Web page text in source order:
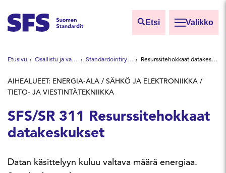
Etsi Valikko
Etsi sivuilta
Hae hakutermillä
Etusivu Osallistu ja vaikuta Standardointiryhmät Resurssitehokkaat datakeskukset
AIHEALUEET: ENERGIA-ALA / SÄHKÖ JA ELEKTRONIIKKA /
TIETO- JA VIESTINTÄTEKNIIKKA
SFS/SR 311 Resurssitehokkaat
datakeskukset
Datan käsittelyyn kuluu valtava määrä energiaa.